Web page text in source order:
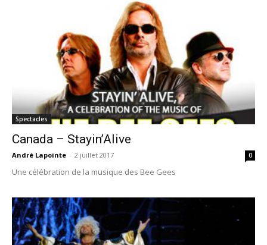
Spectacles
Canada – Stayin’Alive
André Lapointe - 2 juillet 2017 0
Une célébration de la musique des Bee Gees